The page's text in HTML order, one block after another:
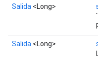
Salida <Long>
Salida <Long>